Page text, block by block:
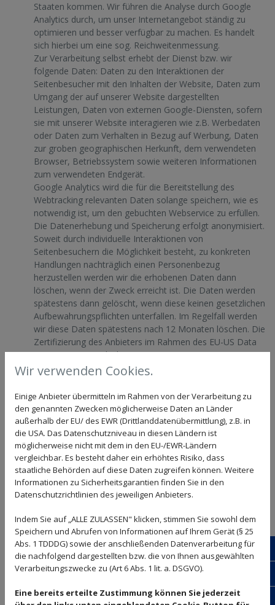
Staaten kommen. Wir führen die Analyse durch Google
Analytics durch, um unser Internetangebot ständig zu
optimieren und besser verfügbar zu machen. Es handelt
sich hierbei um eine sog. Reichweitenmessung.
Zur Verarbeitung selbst erhebt der Dienst bzw. wir
folgende Daten: Daten zu den Interaktionen der
Seitenbesucher mit den Inhalten der Website, Daten zum
Umgang der auf unserer Website dargestellten
Leistungen, Daten von externen Google-Diensten, sofern
sie mit unserer Website interagieren wie z.B. Werbedaten
oder Daten zum Verhalten in Bezug auf Werbung, Daten
zur groben geographischen Herkunft, dem verwendeten
Browser, Betriebssystem sowie weiteren Informationen
zum verwendeten Endgerät.
Google Analytics wird die für die Bereitstellung des
Webtracking relevanten Daten solange speichern, wie es
notwendig ist, um den gebuchten Webservice zu erfüllen.
Die Datenerhebung und Speicherung erfolgt anonymisiert.
Soweit durch individuelle Interaktionen von
Seitenbesuchern die Möglichkeit besteht, zu konkreten
Handlungen nachträglich einen Personenbezug
herzustellen werden wir die erhobenen Daten dann
löschen, wenn der Zweck erreicht ist. Die Daten werden
spätestens dann gelöscht, wenn diese keinen gesetzlichen
Aufbewahrungspflichten unterfallen. Im Regelfall werden
wir diese Daten spätestens nach 12 Monaten löschen. Die
Zertifizierung des Anbieters im Rahmen des EU-US Data
Privacy Frameworks können Sie unter
https://www.dataprivacyframework.gov/list
Informationen zum Widerruf Ihrer Einwilligung finden Sie
entweder bei der Einwilligung selbst oder am Ende dieser
Datenschutzerklärung.
Weitere Informationen zum Handling der übertragenen
Daten finden Sie in der Datenschutzerklärung des
Anbieters unterhttps://policies.google.com/privacy
Der Anbieter bietet unter
https://tools.google.com/dlpage/gaoptout?hl=de
zusätzlich eine Opt-Out Möglichkeit an.
Google Tag Manager
Wir verwenden auf unserer Seite den Dienst Google Tag
House, Barrow Street, 4 Dublin, Irland, E-Mail:support-
Wir verwenden Cookies.
Einige Anbieter übermitteln im Rahmen von der Verarbeitung zu
den genannten Zwecken möglicherweise Daten an Länder
außerhalb der EU/ des EWR (Drittlanddatenübermittlung), z.B. in
die USA. Das Datenschutzniveau in diesen Ländern ist
möglicherweise nicht mit dem in den EU-/EWR-Ländern
vergleichbar. Es besteht daher ein erhöhtes Risiko, dass
staatliche Behörden auf diese Daten zugreifen können. Weitere
Informationen zu Sicherheitsgarantien finden Sie in den
Datenschutzrichtlinien des jeweiligen Anbieters.
Indem Sie auf „ALLE ZULASSEN" klicken, stimmen Sie sowohl dem
Speichern und Abrufen von Informationen auf Ihrem Gerät (§ 25
Abs. 1 TDDDG) sowie der anschließenden Datenverarbeitung für
die nachfolgend dargestellten bzw. die von Ihnen ausgewählten
Verarbeitungszwecke zu (Art 6 Abs. 1 lit. a. DSGVO).
Eine bereits erteilte Zustimmung können Sie jederzeit